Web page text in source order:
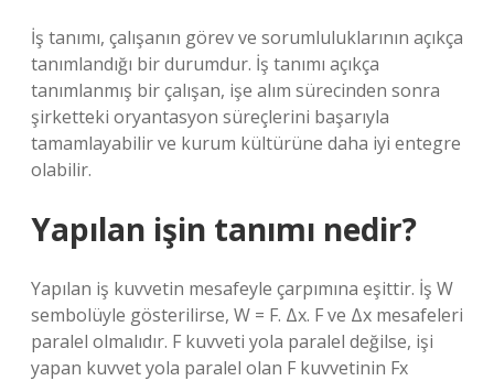
İş tanımı, çalışanın görev ve sorumluluklarının açıkça
tanımlandığı bir durumdur. İş tanımı açıkça
tanımlanmış bir çalışan, işe alım sürecinden sonra
şirketteki oryantasyon süreçlerini başarıyla
tamamlayabilir ve kurum kültürüne daha iyi entegre
olabilir.
Yapılan işin tanımı nedir?
Yapılan iş kuvvetin mesafeyle çarpımına eşittir. İş W
sembolüyle gösterilirse, W = F. Δx. F ve Δx mesafeleri
paralel olmalıdır. F kuvveti yola paralel değilse, işi
yapan kuvvet yola paralel olan F kuvvetinin Fx